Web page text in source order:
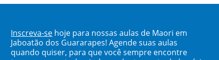
Inscreva-se hoje para nossas aulas de Maori em
Jaboatão dos Guararapes! Agende suas aulas
quando quiser, para que você sempre encontre